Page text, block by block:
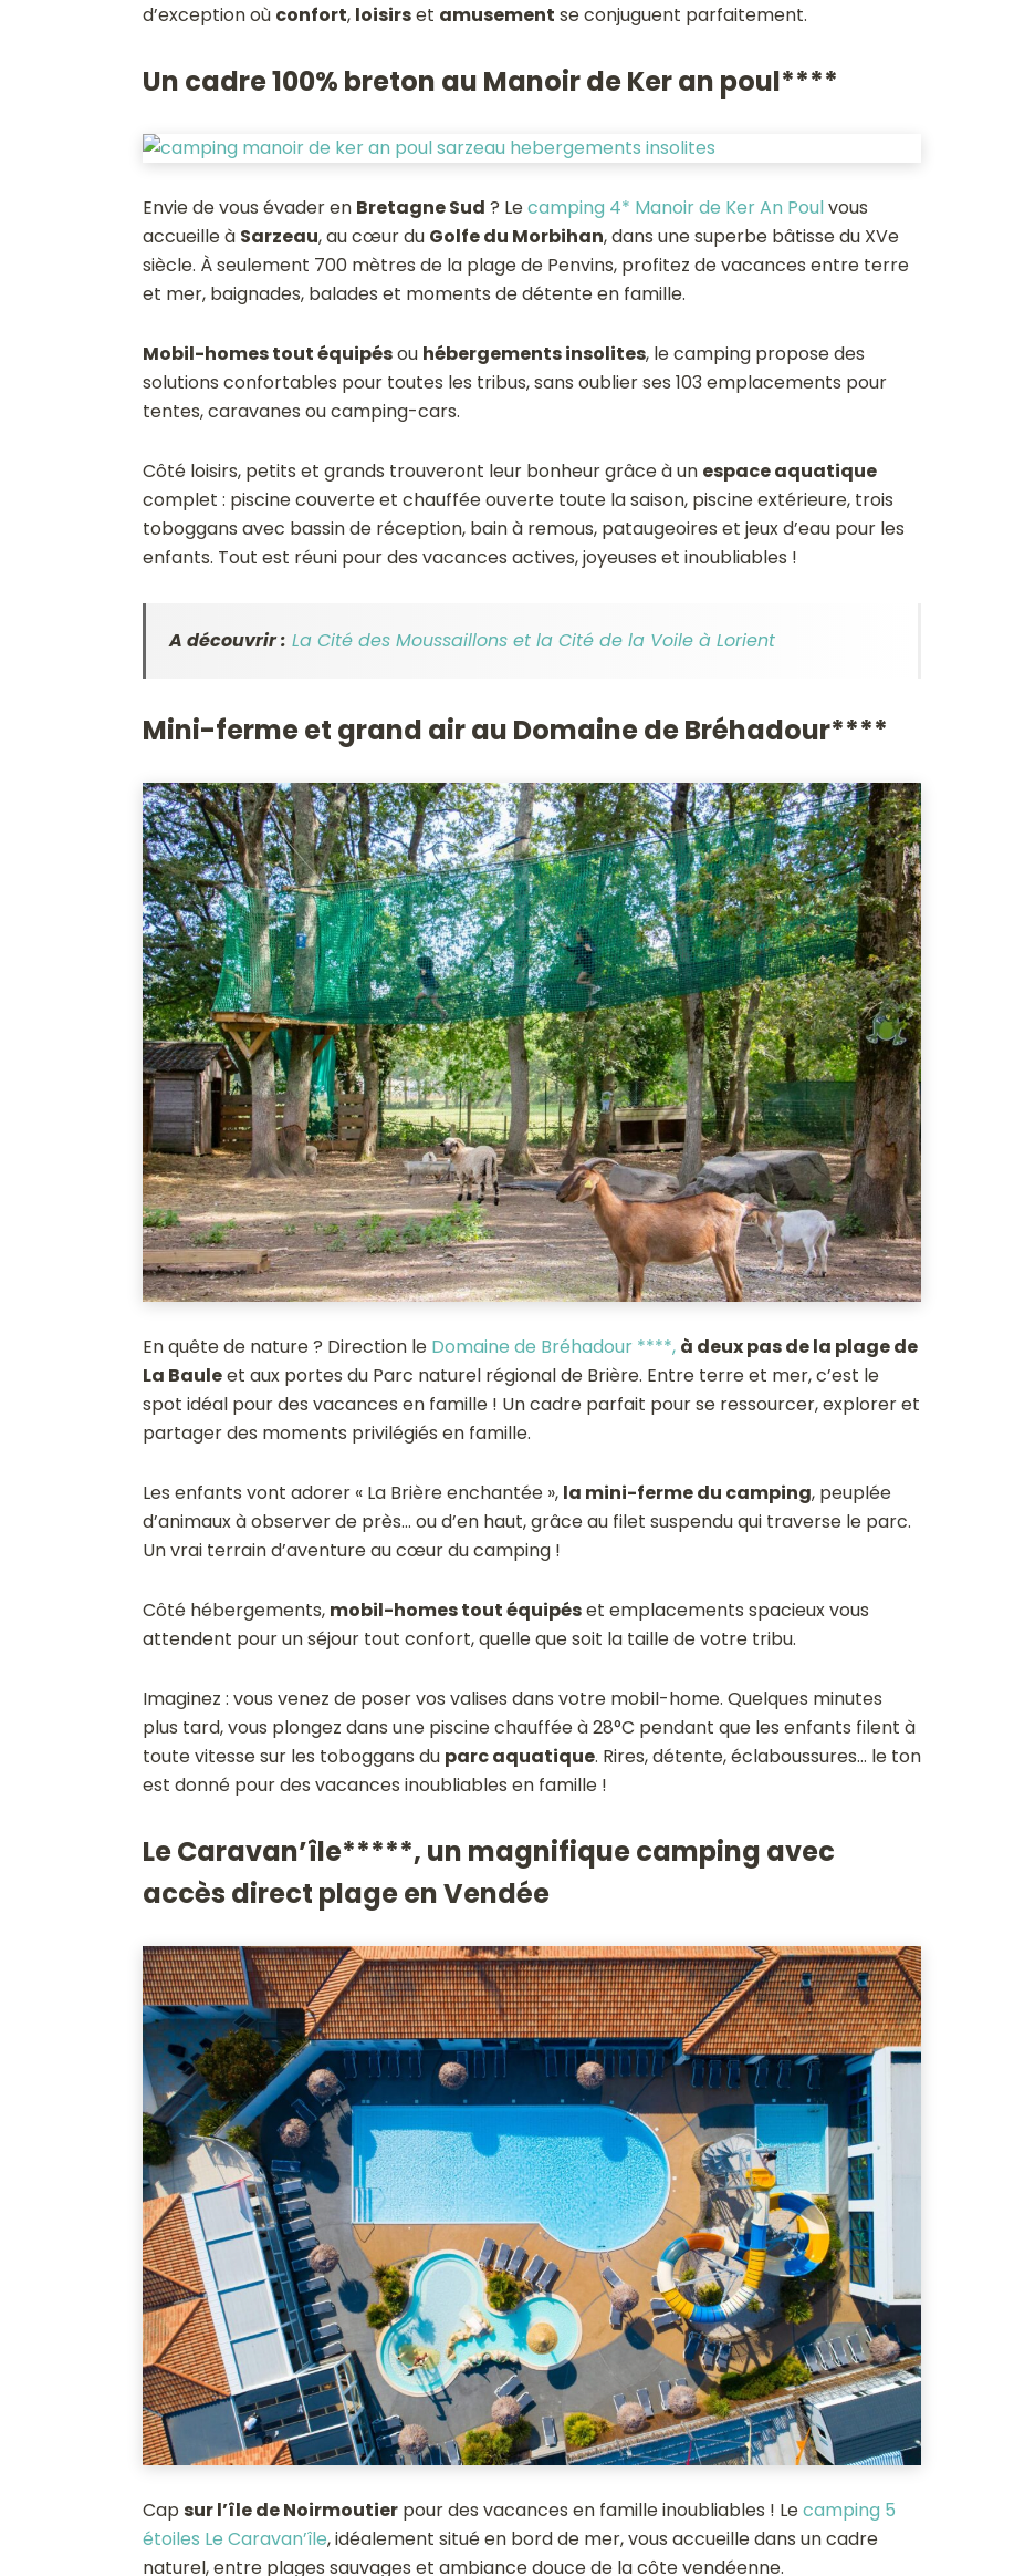
d’exception où confort, loisirset amusement se conjuguent parfaitement.
Un cadre 100% breton au Manoir de Ker an poul****
Envie de vous évader en Bretagne Sud ? Lecamping 4* Manoir de Ker An Poulvous
accueille à Sarzeau, au cœur du Golfe du Morbihan, dans une superbe bâtisse du XVe
siècle. À seulement 700 mètres de la plage de Penvins, profitez de vacances entre terre
et mer, baignades, balades et moments de détente en famille.
Mobil-homes tout équipésou hébergements insolites, le camping propose des
solutions confortables pour toutes les tribus, sans oublier ses 103 emplacements pour
tentes, caravanes ou camping-cars.
Côté loisirs, petits et grands trouveront leur bonheur grâce à un espace aquatique
complet : piscine couverte et chauffée ouverte toute la saison, piscine extérieure, trois
toboggans avec bassin de réception, bain à remous, pataugeoires et jeux d’eau pour les
enfants. Tout est réuni pour des vacances actives, joyeuses et inoubliables !
A découvrir : La Cité des Moussaillons et la Cité de la Voile à Lorient
Mini-ferme et grand air au Domaine de Bréhadour****
En quête de nature ? Direction le Domaine de Bréhadour ****, à deux pas de la plage de
La Bauleet aux portes du Parc naturel régional de Brière. Entre terre et mer, c’est le
spot idéal pour des vacances en famille ! Un cadre parfait pour se ressourcer, explorer et
partager des moments privilégiés en famille.
Les enfants vont adorer « La Brière enchantée », la mini-ferme du camping, peuplée
d’animaux à observer de près… ou d’en haut, grâce au filet suspendu qui traverse le parc.
Un vrai terrain d’aventure au cœur du camping !
Côté hébergements, mobil-homes tout équipéset emplacements spacieux vous
attendent pour un séjour tout confort, quelle que soit la taille de votre tribu.
Imaginez : vous venez de poser vos valises dans votre mobil-home. Quelques minutes
plus tard, vous plongez dans une piscine chauffée à 28°C pendant que les enfants filent à
toute vitesse sur les toboggans du parc aquatique. Rires, détente, éclaboussures… le ton
est donné pour des vacances inoubliables en famille !
Le Caravan’île*****, un magnifique camping avec
accès direct plage en Vendée
Cap sur l’île de Noirmoutierpour des vacances en famille inoubliables ! Lecamping 5
étoiles Le Caravan’île, idéalement situé en bord de mer, vous accueille dans un cadre
naturel, entre plages sauvages et ambiance douce de la côte vendéenne.